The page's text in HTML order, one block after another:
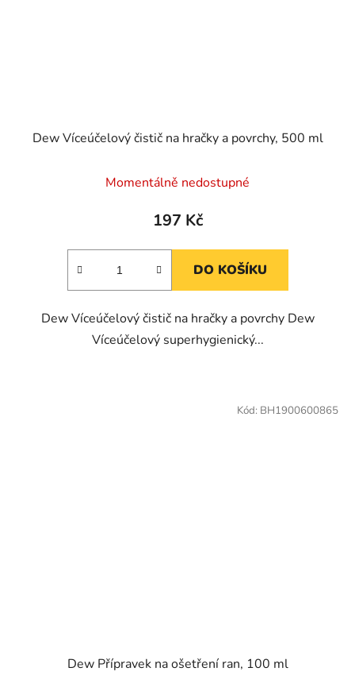
Dew Víceúčelový čistič na hračky a povrchy, 500 ml
Momentálně nedostupné
197 Kč
DO KOŠÍKU
Dew Víceúčelový čistič na hračky a povrchy Dew
Víceúčelový superhygienický...
Dew Přípravek na ošetření ran, 100 ml
Kód: BH1900600865